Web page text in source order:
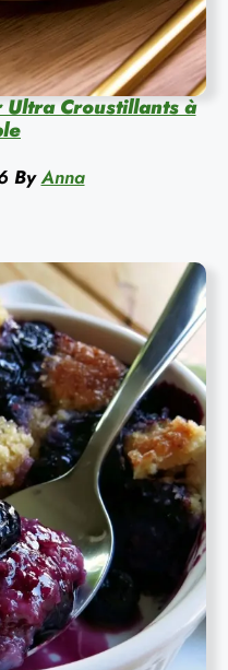
Ultra Croustillants à
By Anna